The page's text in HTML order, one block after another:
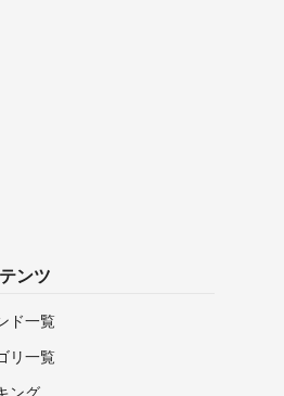
ンツ
ド一覧
リ一覧
ング